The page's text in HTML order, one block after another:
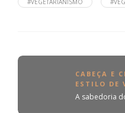
CABEÇA E
ESTILO DE
A sabedoria